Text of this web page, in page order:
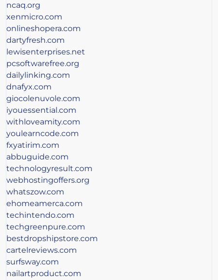
ncaq.org
xenmicro.com
onlineshopera.com
dartyfresh.com
lewisenterprises.net
pcsoftwarefree.org
dailylinking.com
dnafyx.com
giocolenuvole.com
iyouessential.com
withloveamity.com
youlearncode.com
fxyatirim.com
abbuguide.com
technologyresult.com
webhostingoffers.org
whatszow.com
ehomeamerca.com
techintendo.com
techgreenpure.com
bestdropshipstore.com
cartelreviews.com
surfsway.com
nailartproduct.com